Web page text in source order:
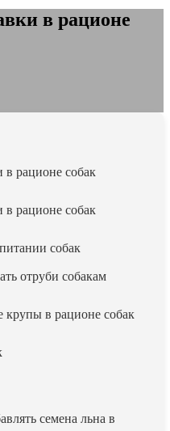
в рационе
в рационе собак
в рационе собак
собак
отруби собакам
крупы в рационе собак
семена льна в